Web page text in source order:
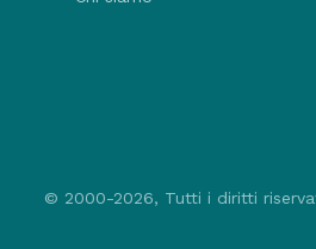
© 2000-2026, Tutti i diritti